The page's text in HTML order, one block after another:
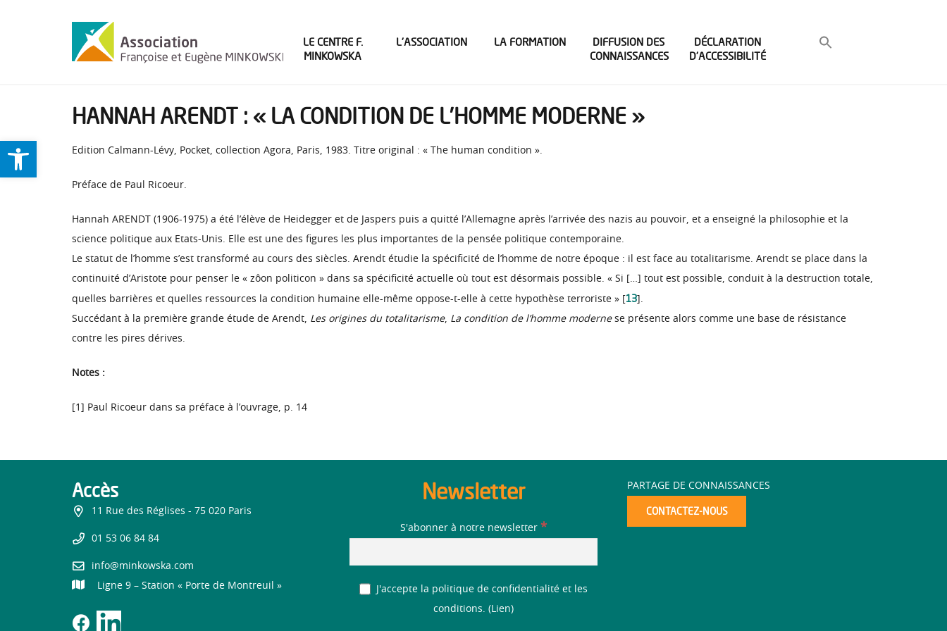
Ouvrir la barre d’outils
LE CENTRE F.
MINKOWSKA
L’ASSOCIATION LA FORMATION
DIFFUSION DES
CONNAISSANCES
DÉCLARATION
D’ACCESSIBILITÉ
HANNAH ARENDT : « LA CONDITION DE L’HOMME MODERNE »
Edition Calmann-Lévy, Pocket, collection Agora, Paris, 1983. Titre original : « The human condition ».
Préface de Paul Ricoeur.
Hannah ARENDT (1906-1975) a été l’élève de Heidegger et de Jaspers puis a quitté l’Allemagne après l’arrivée des nazis au pouvoir, et a enseigné la philosophie et la
science politique aux Etats-Unis. Elle est une des figures les plus importantes de la pensée politique contemporaine.
Le statut de l’homme s’est transformé au cours des siècles. Arendt étudie la spécificité de l’homme de notre époque : il est face au totalitarisme. Arendt se place dans la
continuité d’Aristote pour penser le « zôon politicon » dans sa spécificité actuelle où tout est désormais possible. « Si […] tout est possible, conduit à la destruction totale,
quelles barrières et quelles ressources la condition humaine elle-même oppose-t-elle à cette hypothèse terroriste » [ 13 ].
Succédant à la première grande étude de Arendt, Les origines du totalitarisme, La condition de l’homme modernese présente alors comme une base de résistance
contre les pires dérives.
Notes :
[1] Paul Ricoeur dans sa préface à l’ouvrage, p. 14
Accès
11 Rue des Réglises - 75 020 Paris
01 53 06 84 84
info@minkowska.com
Ligne 9 – Station « Porte de Montreuil »
Newsletter
S'abonner à notre newsletter *
J'accepte la politique de confidentialité et les
conditions. ( Lien)
PARTAGE DE CONNAISSANCES
CONTACTEZ-NOUS